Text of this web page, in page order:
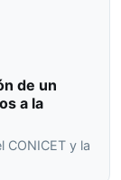
de un
a la
CONICET y la